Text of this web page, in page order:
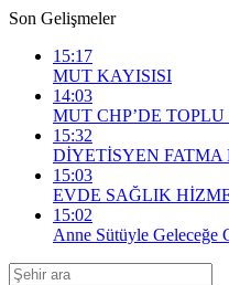
Son Gelişmeler
15:17
MUT KAYISISI
14:03
MUT CHP’DE TOPLU
15:32
DİYETİSYEN
15:03
EVDE SAĞLIK
15:02
Anne Sütüyle Geleceğe